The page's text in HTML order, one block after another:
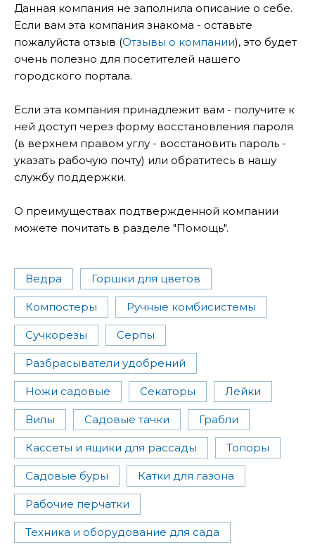
Данная компания не заполнила описание о себе.
Если вам эта компания знакома - оставьте
пожалуйста отзыв (Отзывы о компании), это будет
очень полезно для посетителей нашего
городского портала.
Если эта компания принадлежит вам - получите к
ней доступ через форму восстановления пароля
(в верхнем правом углу - восстановить пароль -
указать рабочую почту) или обратитесь в нашу
службу поддержки.
О преимуществах подтвержденной компании
можете почитать в разделе "Помощь".
Ведра Горшки для цветов
Компостеры Ручные комбисистемы
Сучкорезы Серпы
Разбрасыватели удобрений
Ножи садовые Секаторы Лейки
Вилы Садовые тачки Грабли
Кассеты и ящики для рассады Топоры
Садовые буры Катки для газона
Рабочие перчатки
Техника и оборудование для сада